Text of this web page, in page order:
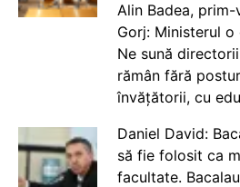
Alin Badea,
Gorj: Ministerul
Ne sună
rămân fără
învățătorii, cu
Daniel David:
să fie folosit ca
facultate.